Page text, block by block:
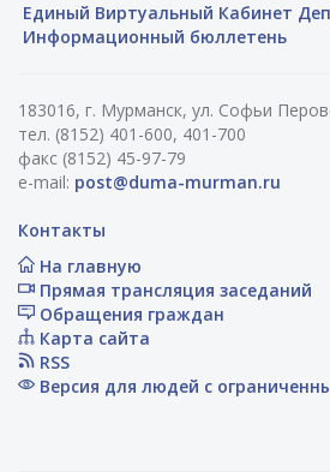
Единый Виртуальный Кабинет
Информационный бюллетень
183016, г. Мурманск, ул. Софьи
тел. (8152) 401-600, 401-700
факс (8152) 45-97-79
e-mail: post@duma-murman.ru
Контакты
На главную
Прямая трансляция заседаний
Обращения граждан
Карта сайта
RSS
Версия для людей с